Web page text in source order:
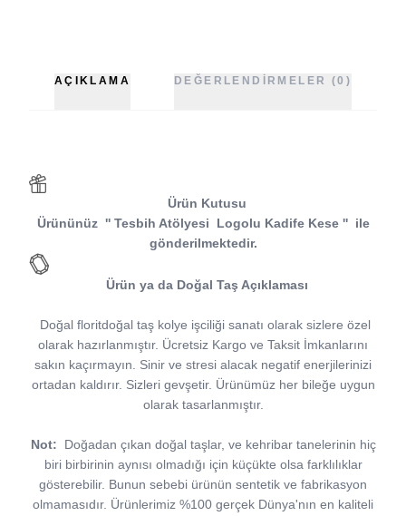
AÇIKLAMA DEĞERLENDIRMELER (0)
Ürün Kutusu
Ürününüz '' Tesbih Atölyesi Logolu Kadife Kese '' ile
gönderilmektedir.
Ürün ya da Doğal Taş Açıklaması
Doğal floritdoğal taş kolye işciliği sanatı olarak sizlere özel
olarak hazırlanmıştır. Ücretsiz Kargo ve Taksit İmkanlarını
sakın kaçırmayın. Sinir ve stresi alacak negatif enerjilerinizi
ortadan kaldırır. Sizleri gevşetir. Ürünümüz her bileğe uygun
olarak tasarlanmıştır.
Not:
Doğadan çıkan doğal taşlar, ve kehribar tanelerinin hiç
biri birbirinin aynısı olmadığı için küçükte olsa farklılıklar
gösterebilir. Bunun sebebi ürünün sentetik ve fabrikasyon
olmamasıdır. Ürünlerimiz %100 gerçek Dünya'nın en kaliteli